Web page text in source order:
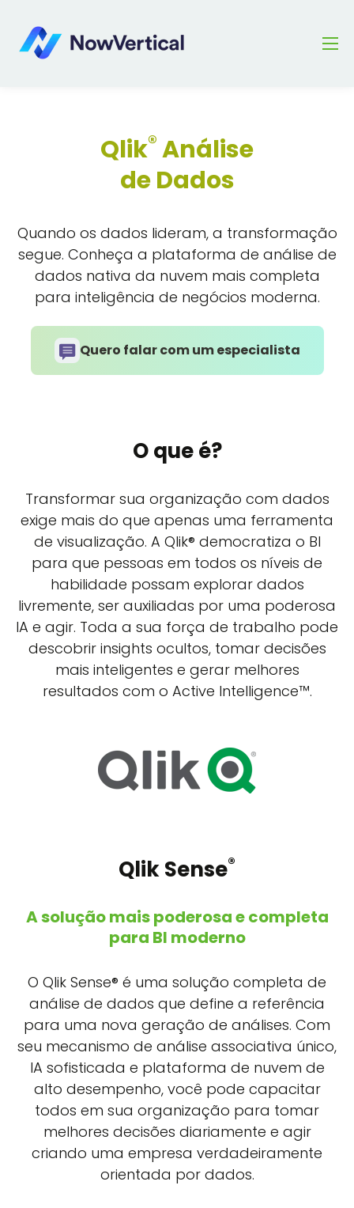
Qlik® Análise
de Dados
Quando os dados lideram, a transformação
segue. Conheça a plataforma de análise de
dados nativa da nuvem mais completa
para inteligência de negócios moderna.
Quero falar com um especialista
O que é?
Transformar sua organização com dados
exige mais do que apenas uma ferramenta
de visualização. A Qlik® democratiza o BI
para que pessoas em todos os níveis de
habilidade possam explorar dados
livremente, ser auxiliadas por uma poderosa
IA e agir. Toda a sua força de trabalho pode
descobrir insights ocultos, tomar decisões
mais inteligentes e gerar melhores
resultados com o Active Intelligence™.
Qlik Sense®
A solução mais poderosa e completa
para BI moderno
O Qlik Sense® é uma solução completa de
análise de dados que define a referência
para uma nova geração de análises. Com
seu mecanismo de análise associativa único,
IA sofisticada e plataforma de nuvem de
alto desempenho, você pode capacitar
todos em sua organização para tomar
melhores decisões diariamente e agir
criando uma empresa verdadeiramente
orientada por dados.